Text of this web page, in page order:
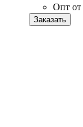
Опт от
Заказать